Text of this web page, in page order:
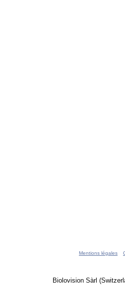
Mentions légales
Biolovision Sàrl